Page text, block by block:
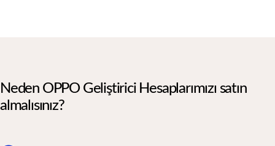
Neden OPPO Geliştirici Hesaplarımızı satın
almalısınız?